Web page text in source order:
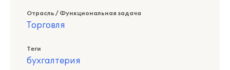
Отрасль / Функциональная задача
Торговля
Теги
бухгалтерия